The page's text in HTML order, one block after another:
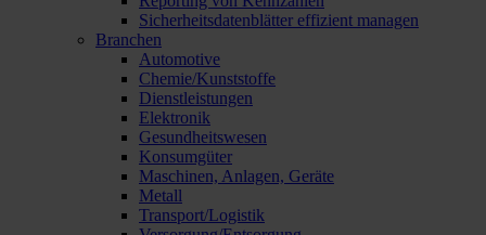
Sicherheitsdatenblätter effizient managen
Branchen
Automotive
Chemie/Kunststoffe
Dienstleistungen
Elektronik
Gesundheitswesen
Konsumgüter
Maschinen, Anlagen, Geräte
Metall
Transport/Logistik